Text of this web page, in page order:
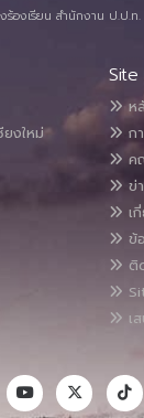
ร้องเรียน สำนักงาน ป.ป.ท.
งใหม่
Site
ห
ก
ค
ข่
เ
ข้
ติ
เ